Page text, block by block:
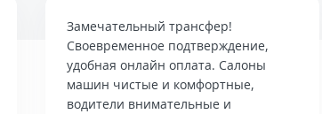
Замечательный трансфер!
Своевременное подтверждение,
удобная онлайн оплата. Салоны
машин чистые и комфортные,
водители внимательные и